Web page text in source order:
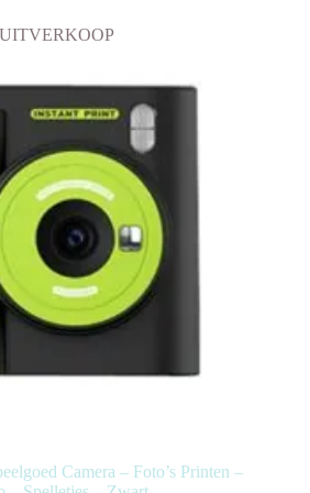
UITVERKOOP
Camera – Foto’s Printen –